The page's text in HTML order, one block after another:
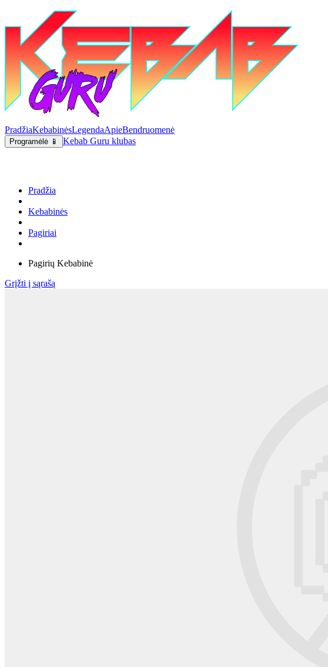
PradžiaKebabinėsLegendaApieBendruomenė
Programėlė 📱 Kebab Guru klubas
Pradžia
Kebabinės
Pagiriai
Pagirių Kebabinė
Grįžti į sąrašą